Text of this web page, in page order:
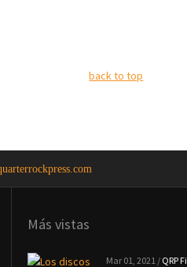
back to top
Noticias
Más vistas
Mar 01, 2021 / QRP